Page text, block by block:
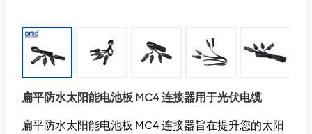
扁平防水太阳能电池板 MC4 连接器用于光伏电缆
扁平防水太阳能电池板 MC4 连接器旨在提升您的太阳